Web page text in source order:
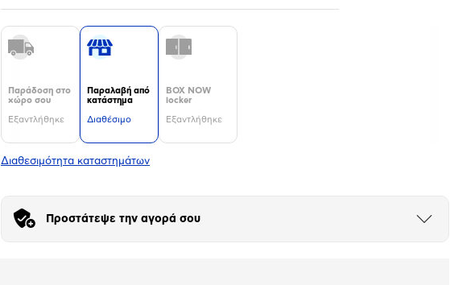
Παράδοση στο
χώρο σου
Εξαντλήθηκε
Παραλαβή από
κατάστημα
Διαθέσιμο
BOX NOW
locker
Εξαντλήθηκε
Διαθεσιμότητα καταστημάτων
Προστάτεψε την αγορά σου
Άνοιξε